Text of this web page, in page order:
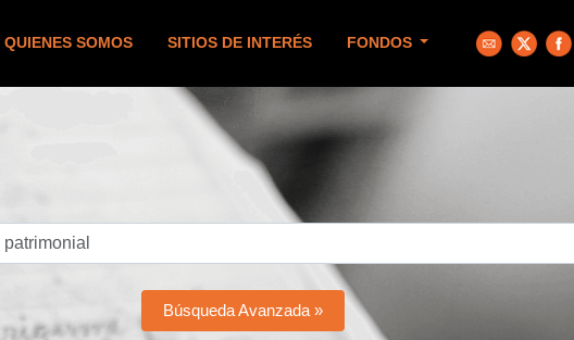
QUIENES SOMOS SITIOS DE INTERÉS FONDOS
Búsqueda Avanzada »